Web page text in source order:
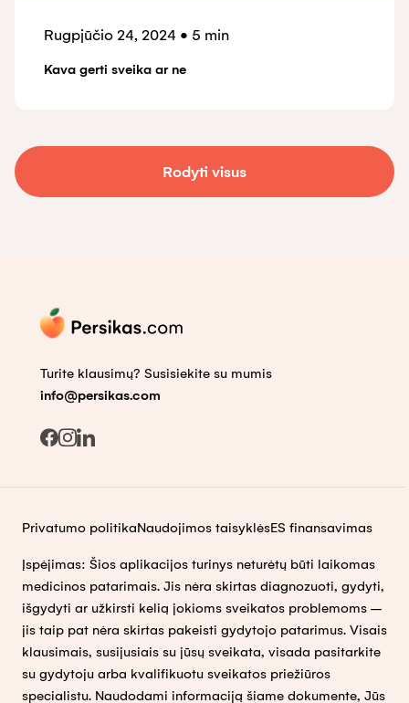
Rugpjūčio 24, 2024 • 5 min
Kava gerti sveika ar ne
Rodyti visus
Turite klausimų? Susisiekite su mumis
info@persikas.com
Privatumo politikaNaudojimos taisyklėsES finansavimas
Įspėjimas: Šios aplikacijos turinys neturėtų būti laikomas
medicinos patarimais. Jis nėra skirtas diagnozuoti, gydyti,
išgydyti ar užkirsti kelią jokioms sveikatos problemoms –
jis taip pat nėra skirtas pakeisti gydytojo patarimus. Visais
klausimais, susijusiais su jūsų sveikata, visada pasitarkite
su gydytoju arba kvalifikuotu sveikatos priežiūros
specialistu. Naudodami informaciją šiame dokumente, Jūs